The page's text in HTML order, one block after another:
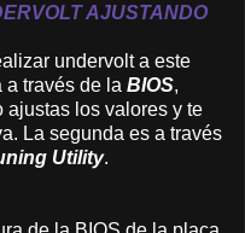
AJUSTANDO
undervolt a este
a través de la BIOS,
ajustas los valores y te
La segunda es a través
Utility.